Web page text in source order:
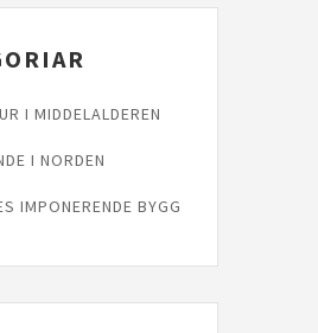
I MIDDELALDEREN
I NORDEN
IMPONERENDE BYGG